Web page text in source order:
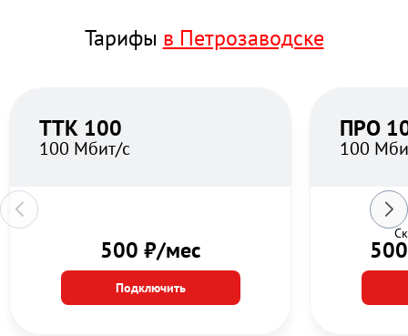
Тарифы в Петрозаводске
ТТК 100
100 Мбит/с
500 ₽/мес
Подключить
ПРО
100